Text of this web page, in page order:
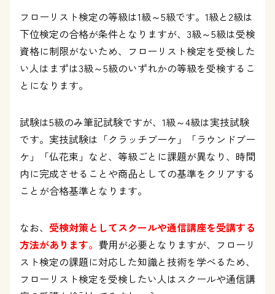
フローリスト検定の等級は1級～5級です。1級と2級は
下位検定の合格が条件となりますが、3級～5級は受検
資格に制限がないため、フローリスト検定を受検した
い人はまずは3級～5級のいずれかの等級を受検するこ
とになります。
試験は5級のみ筆記試験ですが、1級～4級は実技試験
です。実技試験は「クラッチブーケ」「ラウンドブー
ケ」「仏花束」など、等級ごとに課題が異なり、時間
内に完成させることや商品としての基準をクリアする
ことが合格基準となります。
なお、 受検対策としてスクールや通信講座を受講する
方法があります。 費用が必要となりますが、フローリ
スト検定の課題に対応した知識と技術を学べるため、
フローリスト検定を受検したい人はスクールや通信講